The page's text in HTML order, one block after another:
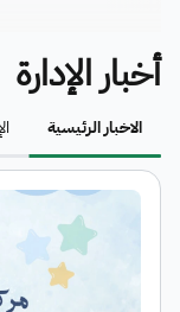
أخبار الإدارة
الاخبار الرئيسية